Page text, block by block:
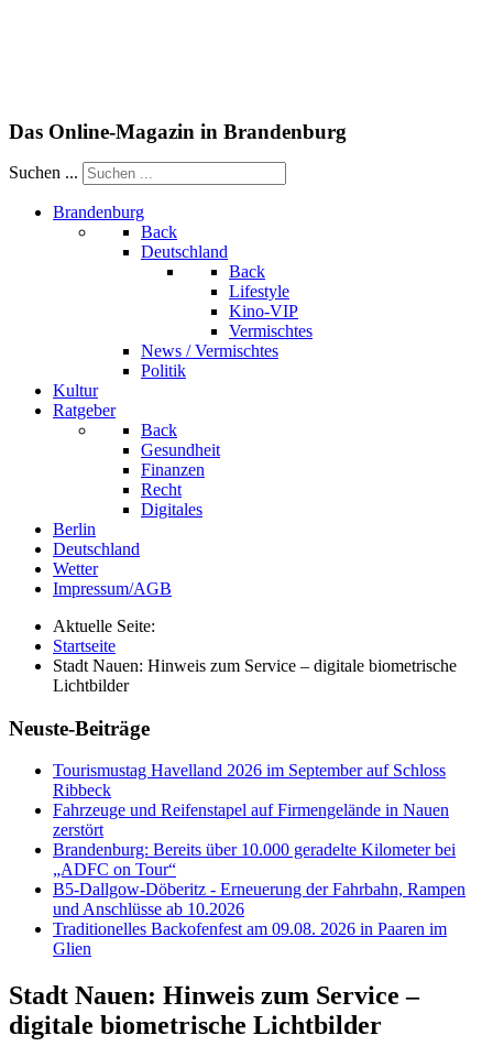
Das Online-Magazin in Brandenburg
Suchen ...
Brandenburg
Back
Deutschland
Back
Lifestyle
Kino-VIP
Vermischtes
News / Vermischtes
Politik
Kultur
Ratgeber
Back
Gesundheit
Finanzen
Recht
Digitales
Berlin
Deutschland
Wetter
Impressum/AGB
Aktuelle Seite:
Startseite
Stadt Nauen: Hinweis zum Service – digitale biometrische
Lichtbilder
Neuste-Beiträge
Tourismustag Havelland 2026 im September auf Schloss
Ribbeck
Fahrzeuge und Reifenstapel auf Firmengelände in Nauen
zerstört
Brandenburg: Bereits über 10.000 geradelte Kilometer bei
„ADFC on Tour“
B5-Dallgow-Döberitz - Erneuerung der Fahrbahn, Rampen
und Anschlüsse ab 10.2026
Traditionelles Backofenfest am 09.08. 2026 in Paaren im
Glien
Stadt Nauen: Hinweis zum Service –
digitale biometrische Lichtbilder